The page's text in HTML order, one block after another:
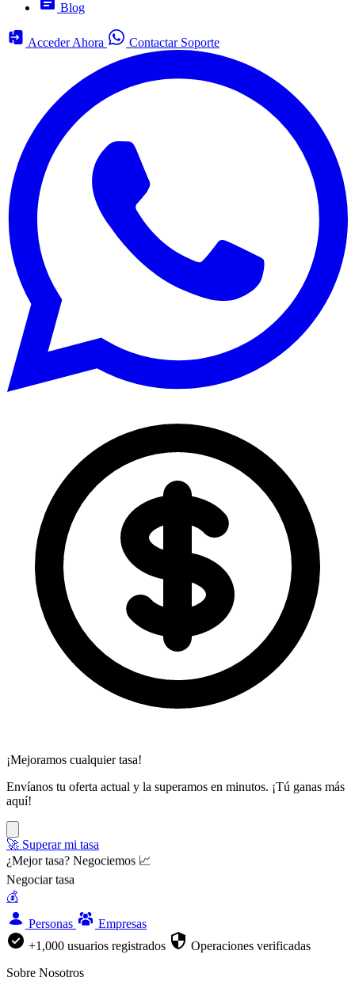
Blog
Acceder Ahora Contactar Soporte
¡Mejoramos cualquier tasa!
Envíanos tu oferta actual y la superamos en minutos. ¡Tú ganas más
aquí!
🚀 Superar mi tasa
¿Mejor tasa? Negociemos 📈
Negociar tasa
💰
Personas
Empresas
+1,000 usuarios registrados
Operaciones verificadas
Sobre Nosotros